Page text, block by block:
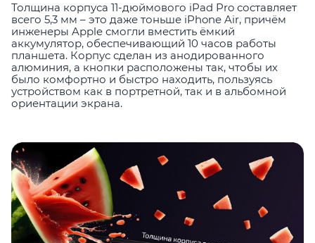
Толщина корпуса 11-дюймового iPad Pro составляет
всего 5,3 мм – это даже тоньше iPhone Air, причём
инженеры Apple смогли вместить ёмкий
аккумулятор, обеспечивающий 10 часов работы
планшета. Корпус сделан из анодированного
алюминия, а кнопки расположены так, чтобы их
было комфортно и быстро находить, пользуясь
устройством как в портретной, так и в альбомной
ориентации экрана.